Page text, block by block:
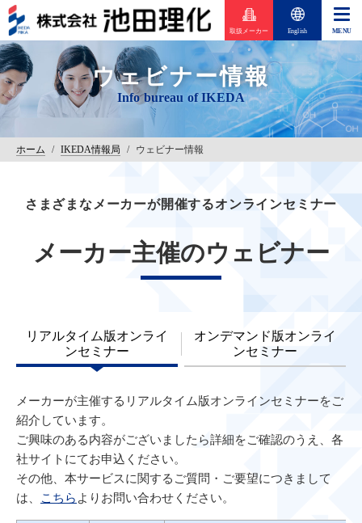
取扱メーカー English
ウェビナー情報
ホーム / IKEDA情報局 / ウェビナー情報
さまざまなメーカーが開催するオンラインセミナー
メーカー主催のウェビナー
リアルタイム版オンライ
ンセミナー
オンデマンド版オンライ
ンセミナー
メーカーが主催するリアルタイム版オンラインセミナーをご
紹介しています。
ご興味のある内容がございましたら詳細をご確認のうえ、各
社サイトにてお申込ください。
その他、本サービスに関するご質問・ご要望につきまして
は、
こちら よりお問い合わせください。